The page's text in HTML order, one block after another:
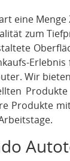
eine
zum
Wir
Produkte